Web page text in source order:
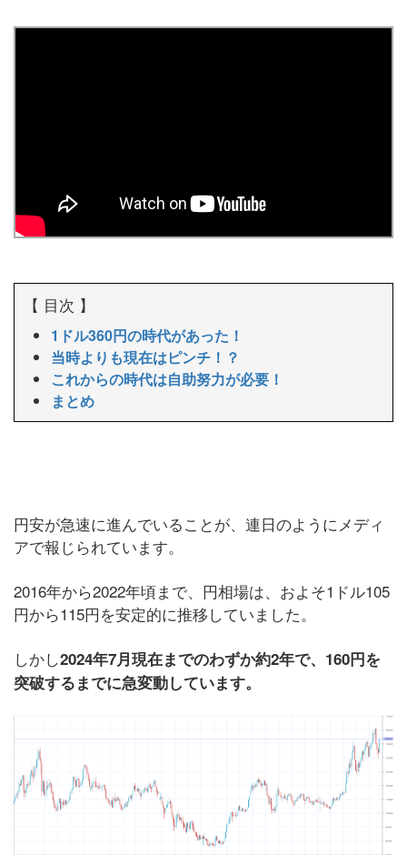
【 目次 】
1ドル360円の時代があった！
当時よりも現在はピンチ！？
これからの時代は自助努力が必要！
まとめ
円安が急速に進んでいることが、連日のようにメディ
アで報じられています。
2016年から2022年頃まで、円相場は、およそ1ドル105
円から115円を安定的に推移していました。
しかし2024年7月現在までのわずか約2年で、160円を
突破するまでに急変動しています。